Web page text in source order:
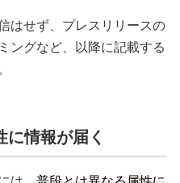
はせず、プレスリリースの
ングなど、以降に記載する
に情報が届く